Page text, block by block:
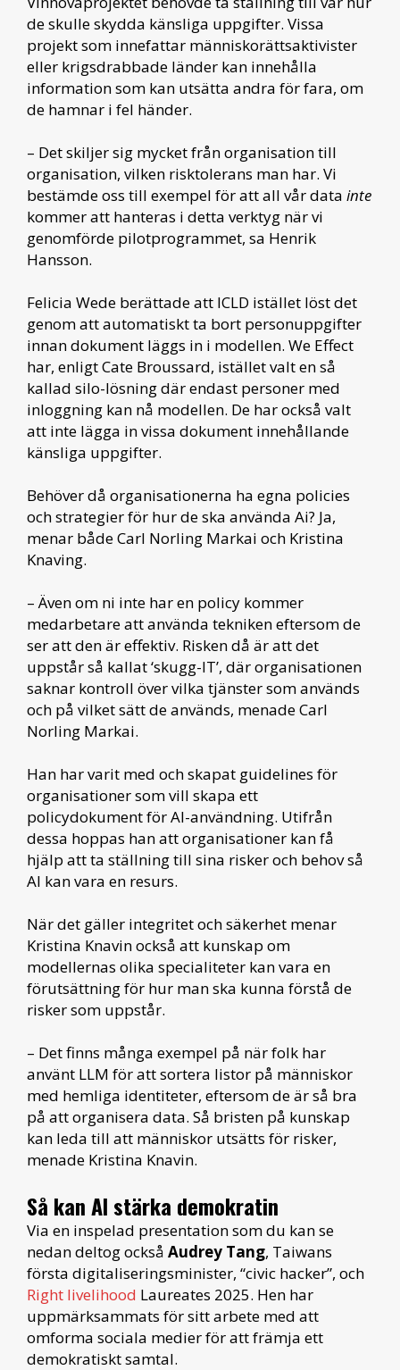
de skulle skydda känsliga uppgifter. Vissa
projekt som innefattar människorättsaktivister
eller krigsdrabbade länder kan innehålla
information som kan utsätta andra för fara, om
de hamnar i fel händer.
– Det skiljer sig mycket från organisation till
organisation, vilken risktolerans man har. Vi
bestämde oss till exempel för att all vår data inte
kommer att hanteras i detta verktyg när vi
genomförde pilotprogrammet, sa Henrik
Hansson.
Felicia Wede berättade att ICLD istället löst det
genom att automatiskt ta bort personuppgifter
innan dokument läggs in i modellen. We Effect
har, enligt Cate Broussard, istället valt en så
kallad silo-lösning där endast personer med
inloggning kan nå modellen. De har också valt
att inte lägga in vissa dokument innehållande
känsliga uppgifter.
Behöver då organisationerna ha egna policies
och strategier för hur de ska använda Ai? Ja,
menar både Carl Norling Markai och Kristina
Knaving.
– Även om ni inte har en policy kommer
medarbetare att använda tekniken eftersom de
ser att den är effektiv. Risken då är att det
uppstår så kallat ‘skugg-IT’, där organisationen
saknar kontroll över vilka tjänster som används
och på vilket sätt de används, menade Carl
Norling Markai.
Han har varit med och skapat guidelines för
organisationer som vill skapa ett
policydokument för AI-användning. Utifrån
dessa hoppas han att organisationer kan få
hjälp att ta ställning till sina risker och behov så
AI kan vara en resurs.
När det gäller integritet och säkerhet menar
Kristina Knavin också att kunskap om
modellernas olika specialiteter kan vara en
förutsättning för hur man ska kunna förstå de
risker som uppstår.
– Det finns många exempel på när folk har
använt LLM för att sortera listor på människor
med hemliga identiteter, eftersom de är så bra
på att organisera data. Så bristen på kunskap
kan leda till att människor utsätts för risker,
menade Kristina Knavin.
Så kan AI stärka demokratin
Via en inspelad presentation som du kan se
nedan deltog också Audrey Tang, Taiwans
första digitaliseringsminister, “civic hacker”, och
Right livelihood Laureates 2025. Hen har
uppmärksammats för sitt arbete med att
omforma sociala medier för att främja ett
demokratiskt samtal.